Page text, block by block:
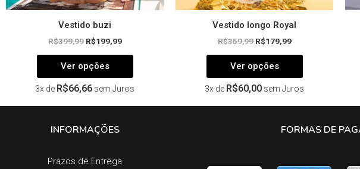
Vestido buzi
R$399,99 R$199,99
Ver opções
3x de R$66,66 sem Juros
Vestido longo Royal
R$359,99 R$179,99
Ver opções
3x de R$60,00 sem Juros
INFORMAÇÕES
Prazos de Entrega​
FORMAS DE